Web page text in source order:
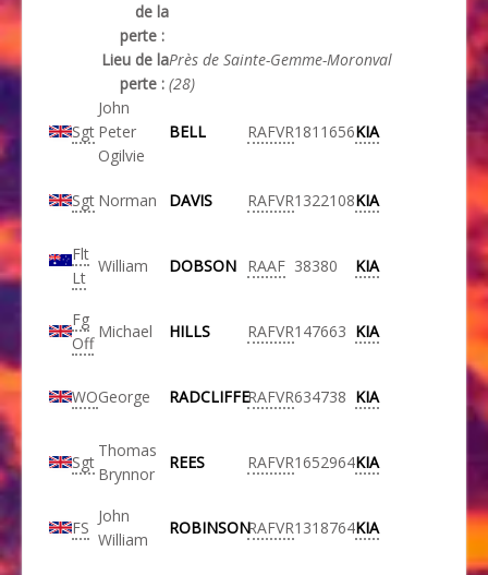
de la
perte :
Lieu de la
perte :
Près de Sainte-Gemme-Moronval
(28)
Sgt
John
Peter
Ogilvie
BELL RAFVR1811656KIA
Sgt Norman DAVIS RAFVR1322108KIA
Flt
Lt
William DOBSON RAAF 38380 KIA
Fg
Off
Michael HILLS RAFVR147663 KIA
WOGeorge RADCLIFFERAFVR634738 KIA
Sgt
Thomas
Brynnor
REES RAFVR1652964KIA
FS
John
William
ROBINSONRAFVR1318764KIA